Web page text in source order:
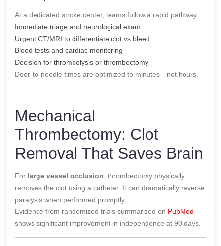
At a dedicated stroke center, teams follow a rapid pathway:
Immediate triage and neurological exam
Urgent CT/MRI to differentiate clot vs bleed
Blood tests and cardiac monitoring
Decision for thrombolysis or thrombectomy
Door-to-needle times are optimized to minutes—not hours.
Mechanical
Thrombectomy: Clot
Removal That Saves Brain
For large vessel occlusion , thrombectomy physically
removes the clot using a catheter. It can dramatically reverse
paralysis when performed promptly.
Evidence from randomized trials summarized on PubMed
shows significant improvement in independence at 90 days.